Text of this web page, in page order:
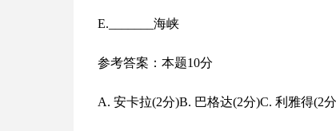
E._______海峡
参考答案：本题10分
A. 安卡拉(2分)B. 巴格达(2分)C. 利雅得(2